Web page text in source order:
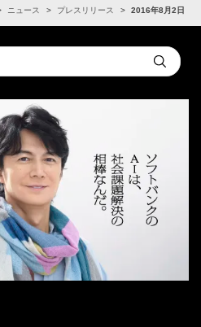
ニュース プレスリリース 2016年8月2日
Submit